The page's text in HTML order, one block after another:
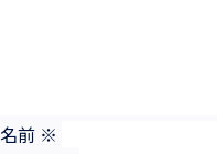
名前 ※